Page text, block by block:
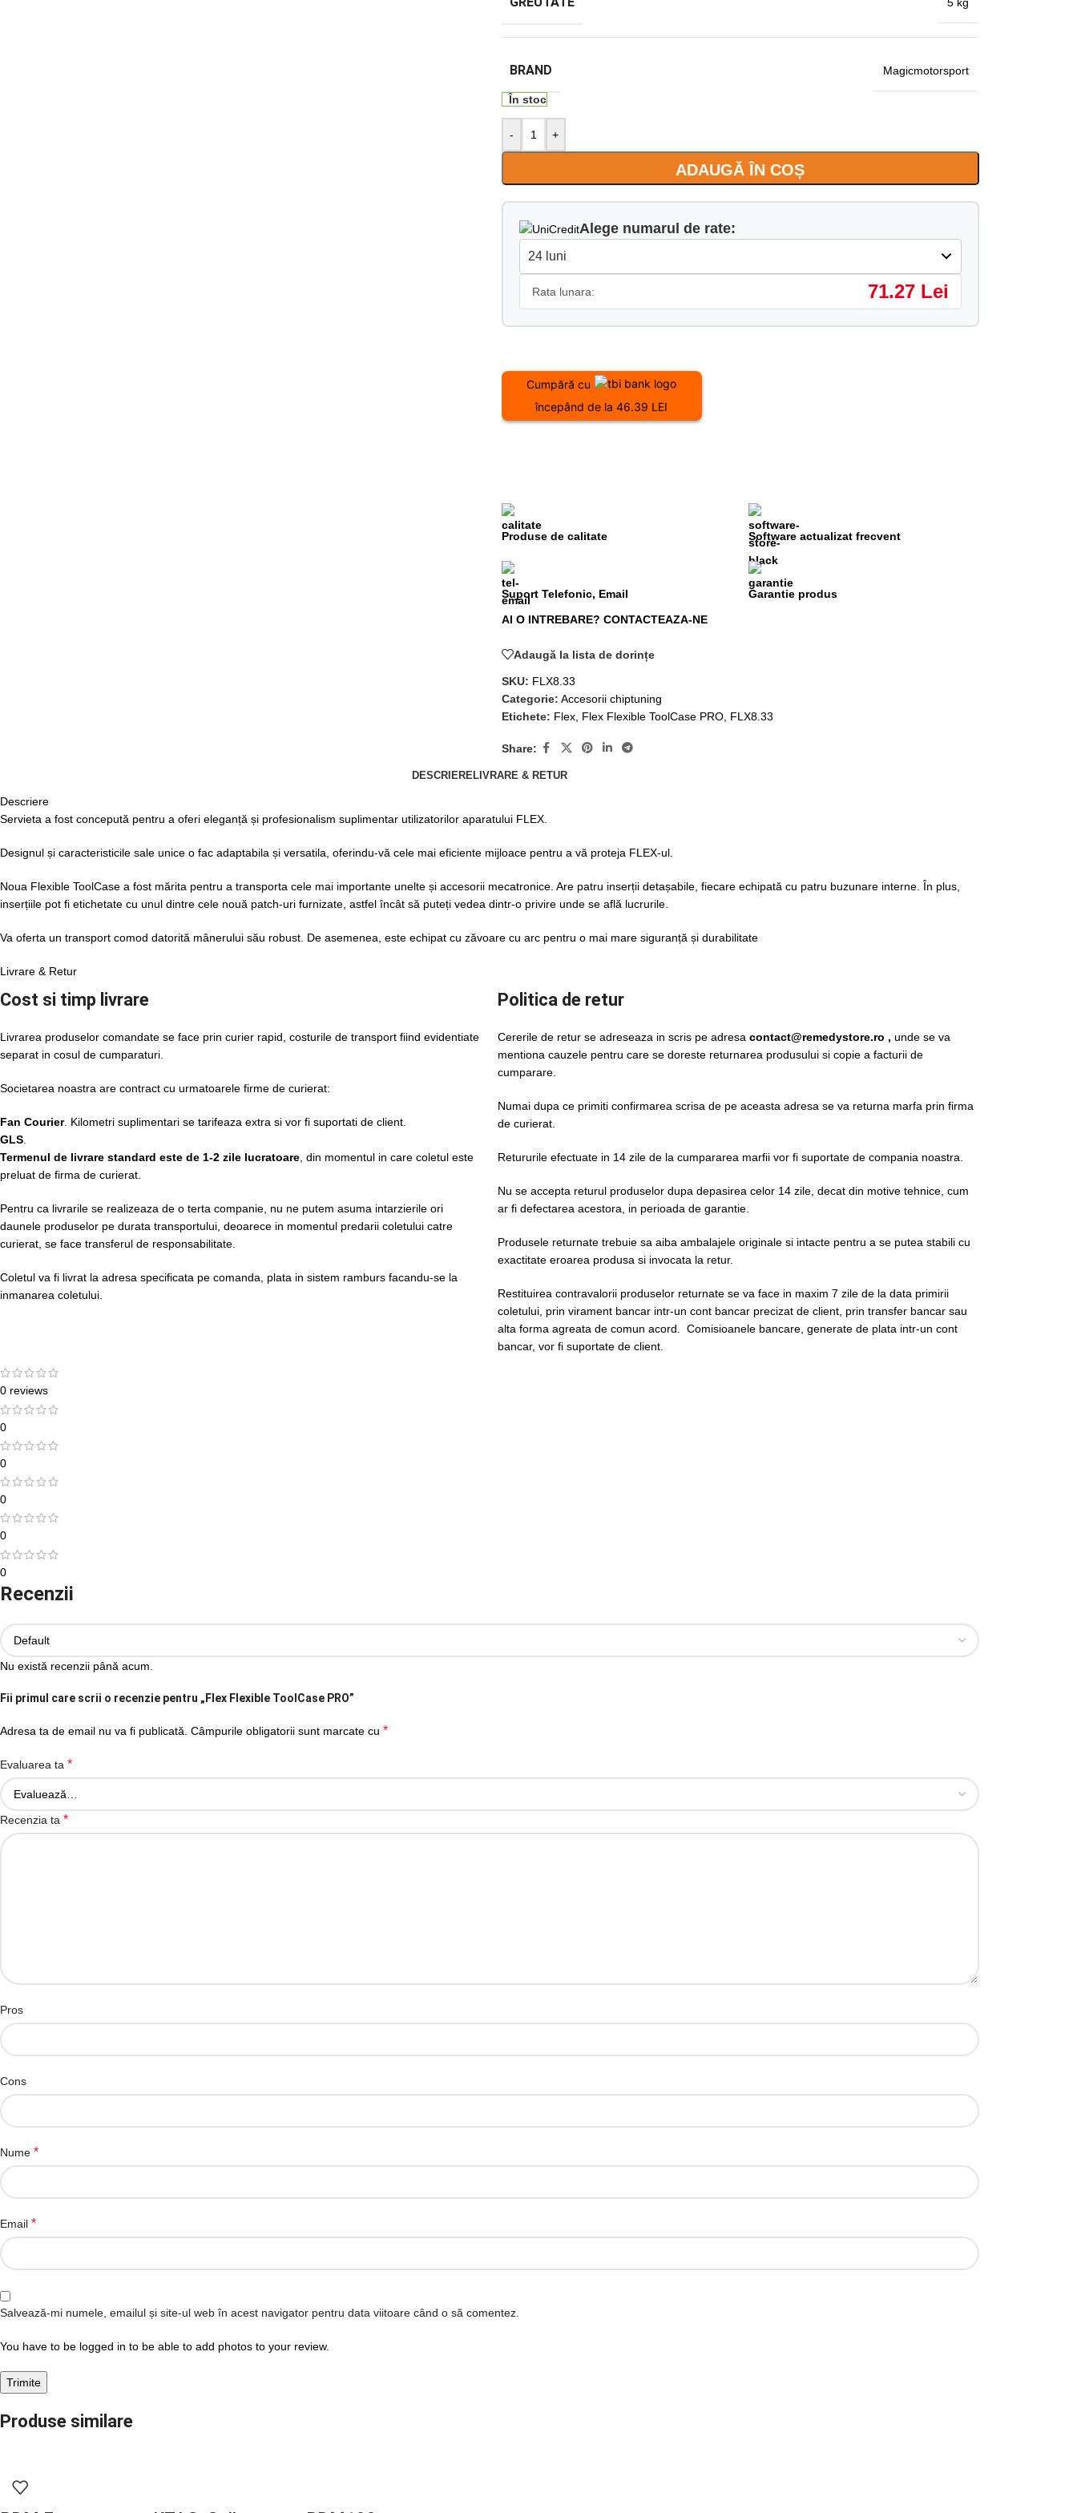
BRAND Magicmotorsport
În stoc
- +
ADAUGĂ ÎN COȘ
Alege numarul de rate:
Rata lunara: 71.27 Lei
Cumpără cu
începând de la 46.39 LEI
Produse de calitate Software actualizat frecvent
Suport Telefonic, Email
Garantie produs
AI O INTREBARE? CONTACTEAZA-NE
Adaugă la lista de dorințe
SKU: FLX8.33
Categorie: Accesorii chiptuning
Etichete: Flex, Flex Flexible ToolCase PRO, FLX8.33
Share:
DESCRIERELIVRARE & RETUR
Descriere
Servieta a fost concepută pentru a oferi eleganță și profesionalism suplimentar utilizatorilor aparatului FLEX.
Designul și caracteristicile sale unice o fac adaptabila și versatila, oferindu-vă cele mai eficiente mijloace pentru a vă proteja FLEX-ul.
Noua Flexible ToolCase a fost mărita pentru a transporta cele mai importante unelte și accesorii mecatronice. Are patru inserții detașabile, fiecare echipată cu patru buzunare interne. În plus,
inserțiile pot fi etichetate cu unul dintre cele nouă patch-uri furnizate, astfel încât să puteți vedea dintr-o privire unde se află lucrurile.
Va oferta un transport comod datorită mânerului său robust. De asemenea, este echipat cu zăvoare cu arc pentru o mai mare siguranță și durabilitate
Livrare & Retur
Cost si timp livrare
Livrarea produselor comandate se face prin curier rapid, costurile de transport fiind evidentiate
separat in cosul de cumparaturi.
Societarea noastra are contract cu urmatoarele firme de curierat:
Fan Courier. Kilometri suplimentari se tarifeaza extra si vor fi suportati de client.
GLS
Termenul de livrare standard este de 1-2 zile lucratoare , din momentul in care coletul este
preluat de firma de curierat.
Pentru ca livrarile se realizeaza de o terta companie, nu ne putem asuma intarzierile ori
daunele produselor pe durata transportului, deoarece in momentul predarii coletului catre
curierat, se face transferul de responsabilitate.
Coletul va fi livrat la adresa specificata pe comanda, plata in sistem ramburs facandu-se la
inmanarea coletului.
Politica de retur
Cererile de retur se adreseaza in scris pe adresa contact@remedystore.ro , unde se va
mentiona cauzele pentru care se doreste returnarea produsului si copie a facturii de
cumparare.
Numai dupa ce primiti confirmarea scrisa de pe aceasta adresa se va returna marfa prin firma
de curierat.
Retururile efectuate in 14 zile de la cumpararea marfii vor fi suportate de compania noastra.
Nu se accepta returul produselor dupa depasirea celor 14 zile, decat din motive tehnice, cum
ar fi defectarea acestora, in perioada de garantie.
Produsele returnate trebuie sa aiba ambalajele originale si intacte pentru a se putea stabili cu
exactitate eroarea produsa si invocata la retur.
Restituirea contravalorii produselor returnate se va face in maxim 7 zile de la data primirii
coletului, prin virament bancar intr-un cont bancar precizat de client, prin transfer bancar sau
alta forma agreata de comun acord. Comisioanele bancare, generate de plata intr-un cont
bancar, vor fi suportate de client.
0 reviews
0
0
0
0
0
Recenzii
Nu există recenzii până acum.
Fii primul care scrii o recenzie pentru „Flex Flexible ToolCase PRO”
Adresa ta de email nu va fi publicată. Câmpurile obligatorii sunt marcate cu *
Evaluarea ta *
Recenzia ta *
Pros
Cons
Nume *
Email *
Salvează-mi numele, emailul și site-ul web în acest navigator pentru data viitoare când o să comentez.
You have to be logged in to be able to add photos to your review.
Produse similare